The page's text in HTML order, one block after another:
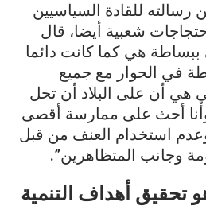
للقادة السياسيين
شعبية أيضا، قال
هي كما كانت دائما
في الحوار مع جميع
هي أن على البلاد أن تحل
وأنا أحث على ممارسة أقصى
استخدام العنف من قبل
وجانب المتظاهرين”.
تحقيق أهداف التنمية